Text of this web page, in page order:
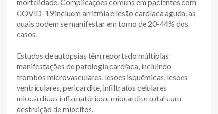
mortalidade. Complicações comuns em pacientes com
COVID-19 incluem arritmia e lesão cardíaca aguda, as
quais podem se manifestar em torno de 20-44% dos
casos.
Estudos de autópsias têm reportado múltiplas
manifestações de patologia cardíaca, incluindo
trombos microvasculares, lesões isquêmicas, lesões
ventriculares, pericardite, infiltratos celulares
miocárdicos inflamatórios e miocardite total com
destruição de miócitos.